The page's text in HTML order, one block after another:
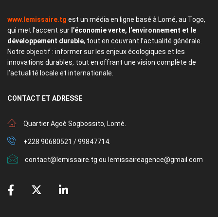
www.lemissaire.tg est un média en ligne basé à Lomé, au Togo,
qui met l’accent sur l’économie verte, l’environnement et le
développement durable, tout en couvrant l’actualité générale.
Notre objectif : informer sur les enjeux écologiques et les
innovations durables, tout en offrant une vision complète de
l’actualité locale et internationale.
CONTACT ET ADRESSE
Quartier Agoè Sogbossito, Lomé.
+228 90680521 / 99847714.
contact@lemissaire.tg ou lemissaireagence@gmail.com